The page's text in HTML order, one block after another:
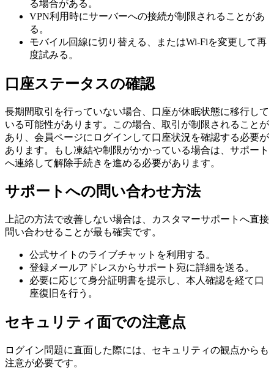
る場合がある。
VPN利用時にサーバーへの接続が制限されることがあ
る。
モバイル回線に切り替える、またはWi-Fiを変更して再
度試みる。
口座ステータスの確認
長期間取引を行っていない場合、口座が休眠状態に移行して
いる可能性があります。この場合、取引が制限されることが
あり、会員ページにログインして口座状況を確認する必要が
あります。もし凍結や制限がかかっている場合は、サポート
へ連絡して解除手続きを進める必要があります。
サポートへの問い合わせ方法
上記の方法で改善しない場合は、カスタマーサポートへ直接
問い合わせることが最も確実です。
公式サイトのライブチャットを利用する。
登録メールアドレスからサポート宛に詳細を送る。
必要に応じて身分証明書を提示し、本人確認を経て口
座復旧を行う。
セキュリティ面での注意点
ログイン問題に直面した際には、セキュリティの観点からも
注意が必要です。